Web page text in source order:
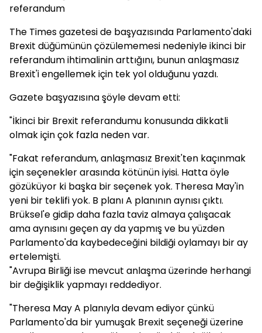
referandum
The Times gazetesi de başyazısında Parlamento'daki
Brexit düğümünün çözülememesi nedeniyle ikinci bir
referandum ihtimalinin arttığını, bunun anlaşmasız
Brexit'i engellemek için tek yol olduğunu yazdı.
Gazete başyazısına şöyle devam etti:
"İkinci bir Brexit referandumu konusunda dikkatli
olmak için çok fazla neden var.
"Fakat referandum, anlaşmasız Brexit'ten kaçınmak
için seçenekler arasında kötünün iyisi. Hatta öyle
gözüküyor ki başka bir seçenek yok. Theresa May'in
yeni bir teklifi yok. B planı A planının aynısı çıktı.
Brüksel'e gidip daha fazla taviz almaya çalışacak
ama aynısını geçen ay da yapmış ve bu yüzden
Parlamento'da kaybedeceğini bildiği oylamayı bir ay
ertelemişti.
"Avrupa Birliği ise mevcut anlaşma üzerinde herhangi
bir değişiklik yapmayı reddediyor.
"Theresa May A planıyla devam ediyor çünkü
Parlamento'da bir yumuşak Brexit seçeneği üzerine